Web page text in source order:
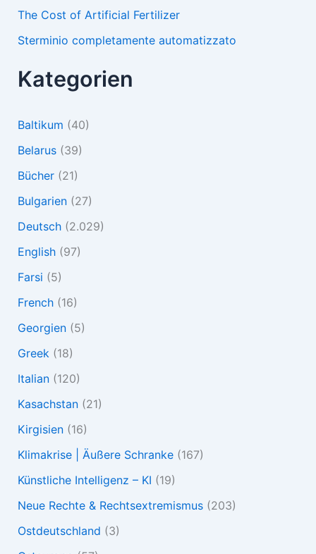
The Cost of Artificial Fertilizer
Sterminio completamente automatizzato
Kategorien
Baltikum (40)
Belarus(39)
Bücher(21)
Bulgarien(27)
Deutsch(2.029)
English(97)
Farsi (5)
French(16)
Georgien(5)
Greek (18)
Italian(120)
Kasachstan(21)
Kirgisien(16)
Klimakrise | Äußere Schranke(167)
Künstliche Intelligenz – KI (19)
Neue Rechte & Rechtsextremismus(203)
Ostdeutschland (3)